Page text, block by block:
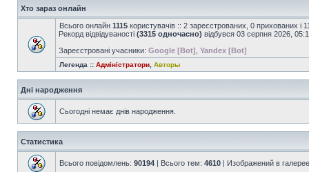
Хто зараз онлайн
Всього онлайн 1115 користувачів :: 2 зареєстрованих, 0 прихованих і
Рекорд відвідуваності (3315 одночасно) відбувся 03 серпня 2026,
Зареєстровані учасники: Google [Bot] Yandex [Bot]
Легенда :: Адміністратори Авторы
Дні народження
Сьогодні немає днів народження.
Статистика
Всього повідомлень: 90194 | Всього тем: 4610 | Изображений в